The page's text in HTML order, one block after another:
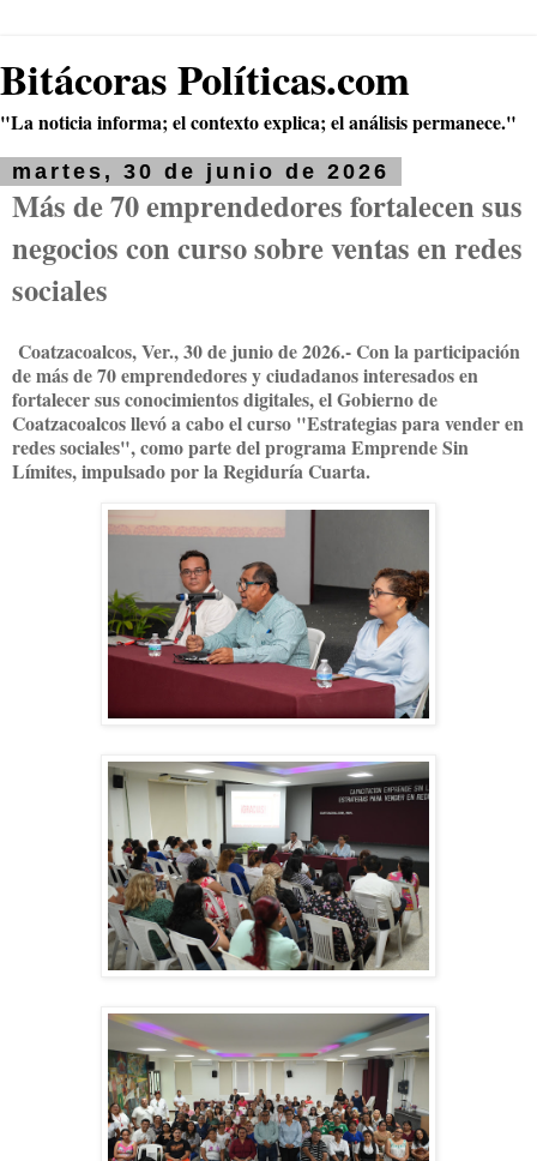
Bitácoras Políticas.com
"La noticia informa; el contexto explica; el análisis permanece."
martes, 30 de junio de 2026
Más de 70 emprendedores fortalecen sus
negocios con curso sobre ventas en redes
sociales
Coatzacoalcos, Ver., 30 de junio de 2026.- Con la participación
de más de 70 emprendedores y ciudadanos interesados en
fortalecer sus conocimientos digitales, el Gobierno de
Coatzacoalcos llevó a cabo el curso "Estrategias para vender en
redes sociales", como parte del programa Emprende Sin
Límites, impulsado por la Regiduría Cuarta.